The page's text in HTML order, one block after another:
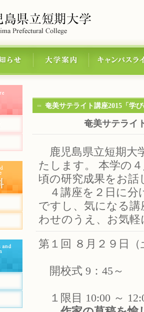
奄美サテライト講座2015「学
奄美サテライ
鹿児島県立短期大
たします。 本学の
頃の研究成果をお話
４講座を２日に分
ですし、気になる
わせのうえ、お気
第１回 ８月２９日（
開校式 9：45～
１限目 10:00 ～